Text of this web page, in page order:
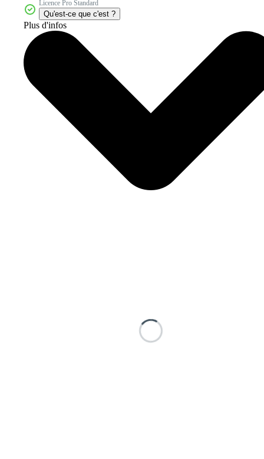
Licence Pro Standard
Qu'est-ce que c'est ?
Plus d'infos